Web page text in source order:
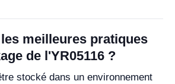
meilleures pratiques
de l'YR05116 ?
stocké dans un environnement